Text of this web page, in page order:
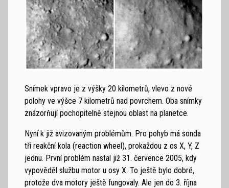
Snímek vpravo je z výšky 20 kilometrů, vlevo z nové
polohy ve výšce 7 kilometrů nad povrchem. Oba snímky
znázorňují pochopitelně stejnou oblast na planetce.
Nyní k již avizovaným problémům. Pro pohyb má sonda
tři reakční kola (reaction wheel), prokaždou z os X, Y, Z
jednu. První problém nastal již 31. července 2005, kdy
vypověděl službu motor u osy X. To ještě bylo dobré,
protože dva motory ještě fungovaly. Ale jen do 3. října